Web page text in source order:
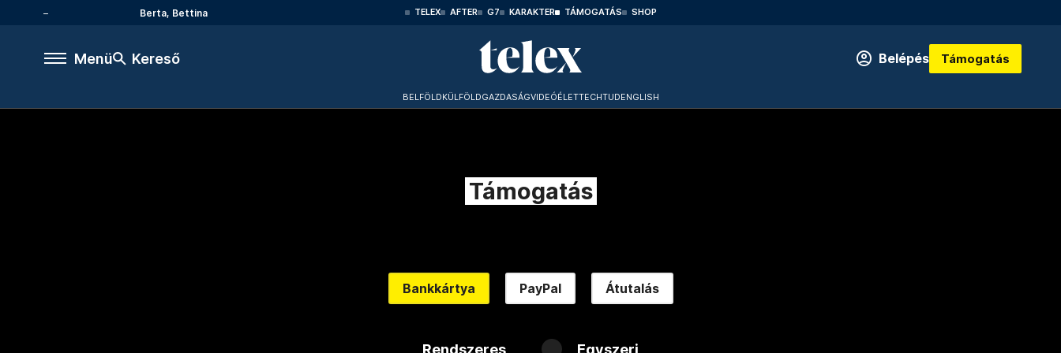
Berta, Bettina TELEX AFTER G7 KARAKTER TÁMOGATÁS SHOP
Menü Kereső Belépés Támogatás
BELFÖLDKÜLFÖLDGAZDASÁGVIDEÓÉLETTECHTUDENGLISH
Támogatás
Bankkártya PayPal Átutalás
Rendszeres Egyszeri